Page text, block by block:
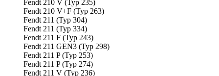
Fendt 210 V (Typ 235)
Fendt 210 V+F (Typ 263)
Fendt 211 (Typ 304)
Fendt 211 (Typ 334)
Fendt 211 F (Typ 243)
Fendt 211 GEN3 (Typ 298)
Fendt 211 P (Typ 253)
Fendt 211 P (Typ 274)
Fendt 211 V (Typ 236)